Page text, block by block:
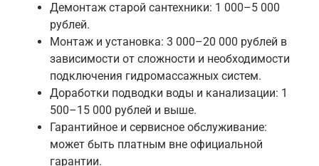
Демонтаж старой сантехники: 1 000–5 000
рублей.
Монтаж и установка: 3 000–20 000 рублей в
зависимости от сложности и необходимости
подключения гидромассажных систем.
Доработки подводки воды и канализации: 1
500–15 000 рублей и выше.
Гарантийное и сервисное обслуживание:
может быть платным вне официальной
гарантии.